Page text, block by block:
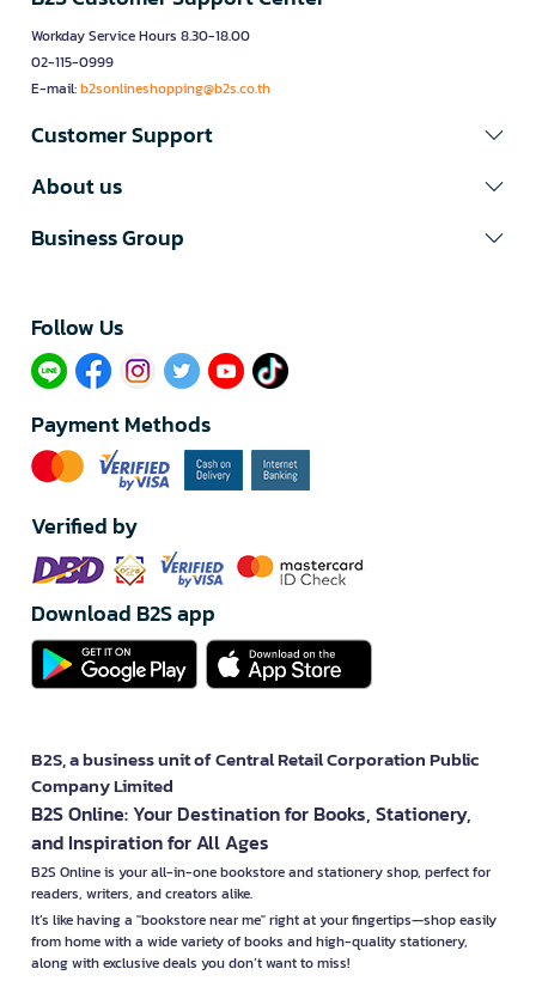
Workday Service Hours 8.30-18.00
02-115-0999
E-mail:b2sonlineshopping@b2s.co.th
Customer Support
About us
Business Group
Follow Us​
Payment Methods
Verified by
Download B2S app
B2S, a business unit of Central Retail Corporation Public
Company Limited
B2S Online: Your Destination for Books, Stationery,
and Inspiration for All Ages
B2S Online is your all-in-one bookstore and stationery shop, perfect for
readers, writers, and creators alike.
It’s like having a "bookstore near me" right at your fingertips—shop easily
from home with a wide variety of books and high-quality stationery,
along with exclusive deals you don’t want to miss!